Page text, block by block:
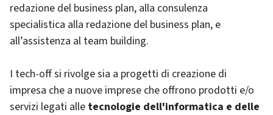
redazione del business plan, alla consulenza
specialistica alla redazione del business plan, e
all’assistenza al team building.
I tech-off si rivolge sia a progetti di creazione di
impresa che a nuove imprese che offrono prodotti e/o
servizi legati alle tecnologie dell'informatica e delle